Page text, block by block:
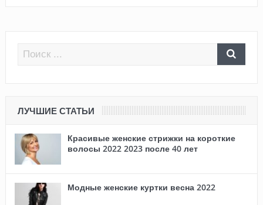
ЛУЧШИЕ СТАТЬИ
Красивые женские стрижки на короткие
волосы 2022 2023 после 40 лет
Модные женские куртки весна 2022